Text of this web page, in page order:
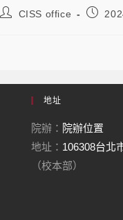
CISS office
地址
院辦： 院辦位置
地址： 106308台北
（校本部）